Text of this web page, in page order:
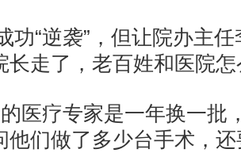
功“逆袭”，但让院办主
长走了，老百姓和医院
医疗专家是一年换一批
他们做了多少台手术，